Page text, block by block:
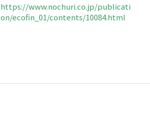
https://www.nochuri.co.jp/publicati
on/ecofin_01/contents/10084.html